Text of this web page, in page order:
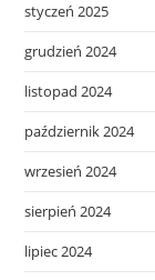
styczeń 2025
grudzień 2024
listopad 2024
październik 2024
wrzesień 2024
sierpień 2024
lipiec 2024